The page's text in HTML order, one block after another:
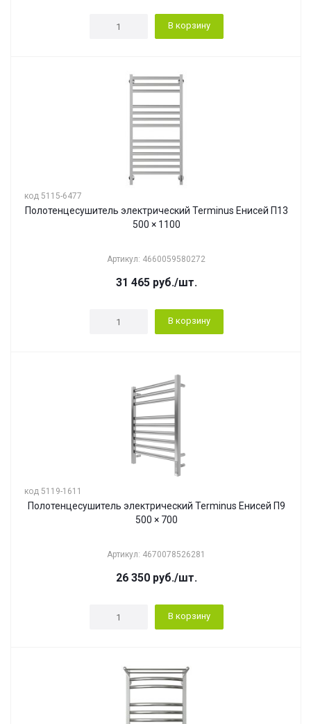
В корзину
код 5115-6477
Полотенцесушитель электрический Terminus Енисей П13
500 × 1100
Артикул: 4660059580272
31 465руб./шт.
В корзину
код 5119-1611
Полотенцесушитель электрический Terminus Енисей П9
500 × 700
Артикул: 4670078526281
26 350руб./шт.
В корзину